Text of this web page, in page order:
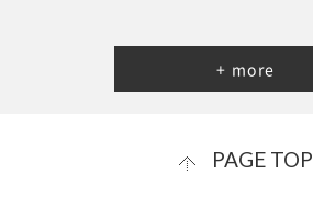
+ more
PAGE TOP